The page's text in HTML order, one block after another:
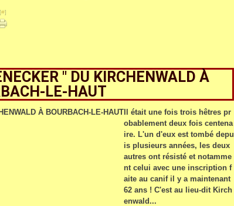
#]
" DU KIRCHENWALD À
LE-HAUT
Il était une fois trois hêtres pr
obablement deux fois centena
ire. L'un d'eux est tombé depu
is plusieurs années, les deux
autres ont résisté et notamme
nt celui avec une inscription f
aite au canif il y a maintenant
62 ans ! C'est au lieu-dit Kirch
enwald...